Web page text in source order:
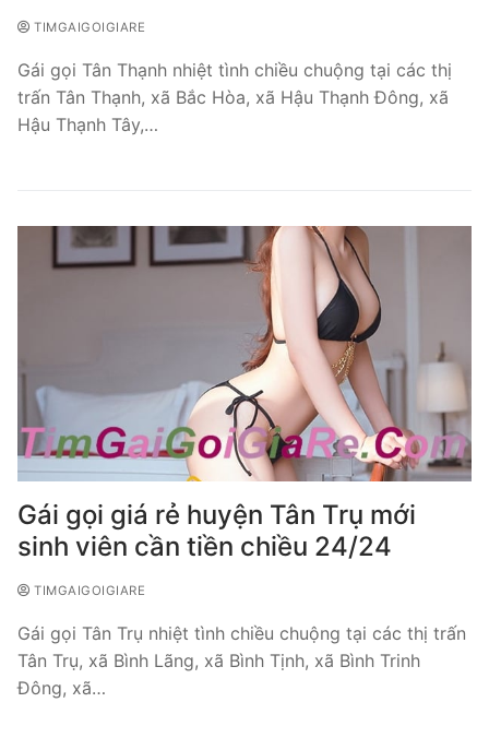
TIMGAIGOIGIARE
Gái gọi Tân Thạnh nhiệt tình chiều chuộng tại các thị
trấn Tân Thạnh, xã Bắc Hòa, xã Hậu Thạnh Đông, xã
Hậu Thạnh Tây,…
Gái gọi giá rẻ huyện Tân Trụ mới
sinh viên cần tiền chiều 24/24
TIMGAIGOIGIARE
Gái gọi Tân Trụ nhiệt tình chiều chuộng tại các thị trấn
Tân Trụ, xã Bình Lãng, xã Bình Tịnh, xã Bình Trinh
Đông, xã…